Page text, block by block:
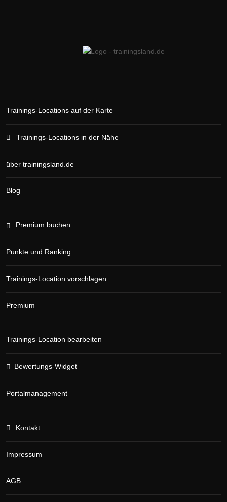
Trainings-Locations auf der Karte
Trainings-Locations in der Nähe
über trainingsland.de
Blog
Premium buchen
Punkte und Ranking
Trainings-Location vorschlagen
Premium
Trainings-Location bearbeiten
Bewertungs-Widget
Portalmanagement
Kontakt
Impressum
AGB